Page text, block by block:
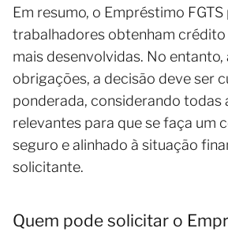
Em resumo, o Empréstimo
trabalhadores obtenham
mais desenvolvidas. No entanto,
obrigações, a decisão deve ser
ponderada, considerando todas
relevantes para que se faça um
seguro e alinhado à situação
solicitante.
Quem pode solicitar o